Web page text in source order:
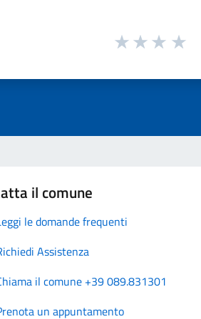
il comune
le domande frequenti
Assistenza
il comune +39 089.831301
un appuntamento